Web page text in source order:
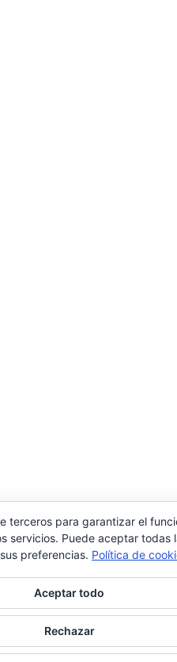
terceros para garantizar el
servicios. Puede aceptar todas
preferencias. Política de
Aceptar todo
Rechazar